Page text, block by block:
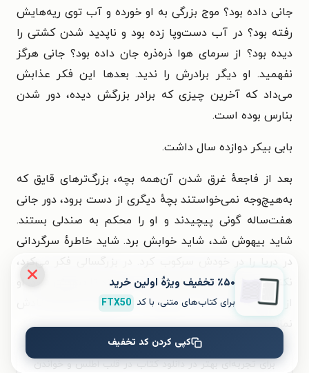
جانی داده بود؟ موج بزرگی به او خورده و آب توی ریه‌هایش
رفته بود؟ در آب دست‌وپا زده بود و ناپدید شدن کشتی را
دیده بود؟ از سرمای هوا ذره‌ذره جان داده بود؟ جانی هرگز
نفهمید. او دیگر برادرش را ندید. بعدها این فکر عذابش
می‌داد که آخرین چیزی که برادر بزرگش دیده، دور شدن
بنارس بوده است.
بابی بیکر دوازده سال داشت.
بعد از فاجعهٔ غرق شدن آن‌همه بچه، بزرگ‌ترهای قایق که
به‌هیچ‌وجه نمی‌خواستند بچهٔ دیگری از دست برود، دور جانی
هفت‌ساله گونی پیچیدند و او را محکم به صندلی بستند.
شاید بیهوش شد، شاید خوابش برد. شاید خاطرهٔ سرگردانی
در دریا را در خودش سرکوب کرد. در بزرگسالی فکر می‌کرد،
نکند به او قرص خوابی یا چیزی داده بودند تا بیهوش شود. او
از آن چندین ساعت سرگردانی در اقیانوس، چیزی یادش
نمانده بود.
برای تجربه‌ای بهتر در دانلود کتاب در قلب اطلس و خواندن
٪۵۰ تخفیف ویژۀ اولین خرید
برای کتاب‌های متنی، با کد FTX50
کپی کردن کد تخفیف